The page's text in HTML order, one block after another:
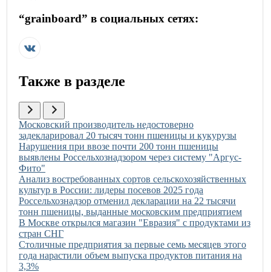
“grainboard” в социальных сетях:
Также в разделе
Иллюстрация новости
Московский производитель недостоверно
задекларировал 20 тысяч тонн пшеницы и кукурузы
Иллюстрация новости
Нарушения при ввозе почти 200 тонн пшеницы
выявлены Россельхознадзором через систему "Аргус-
Фито"
Иллюстрация новости
Анализ востребованных сортов сельскохозяйственных
культур в России: лидеры посевов 2025 года
Иллюстрация новости
Россельхознадзор отменил декларации на 22 тысячи
тонн пшеницы, выданные московским предприятием
Иллюстрация новости
В Москве открылся магазин "Евразия" с продуктами из
стран СНГ
Иллюстрация новости
Столичные предприятия за первые семь месяцев этого
года нарастили объем выпуска продуктов питания на
3,3%